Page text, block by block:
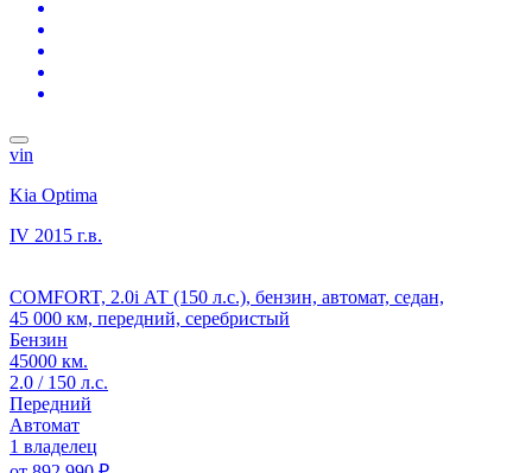
vin
Kia Optima
IV 2015 г.в.
COMFORT, 2.0i АТ (150 л.с.), бензин, автомат, седан,
45 000 км, передний, серебристый
Бензин
45000 км.
2.0 / 150 л.с.
Передний
Автомат
1 владелец